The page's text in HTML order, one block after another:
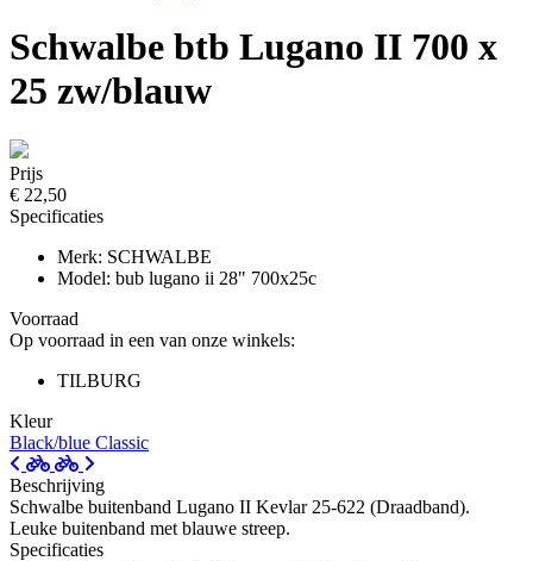
Schwalbe btb Lugano II 700 x
25 zw/blauw
Prijs
€ 22,50
Specificaties
Merk: SCHWALBE
Model: bub lugano ii 28" 700x25c
Voorraad
Op voorraad in een van onze winkels:
TILBURG
Kleur
Black/blue Classic
Beschrijving
Schwalbe buitenband Lugano II Kevlar 25-622 (Draadband).
Leuke buitenband met blauwe streep.
Specificaties